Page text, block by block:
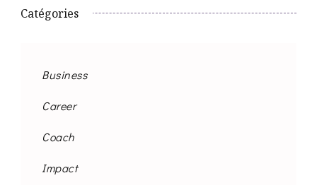
Catégories
Business
Career
Coach
Impact